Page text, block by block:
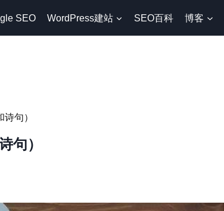
SEO WordPress建站 SEO百科 博客
句）
句）